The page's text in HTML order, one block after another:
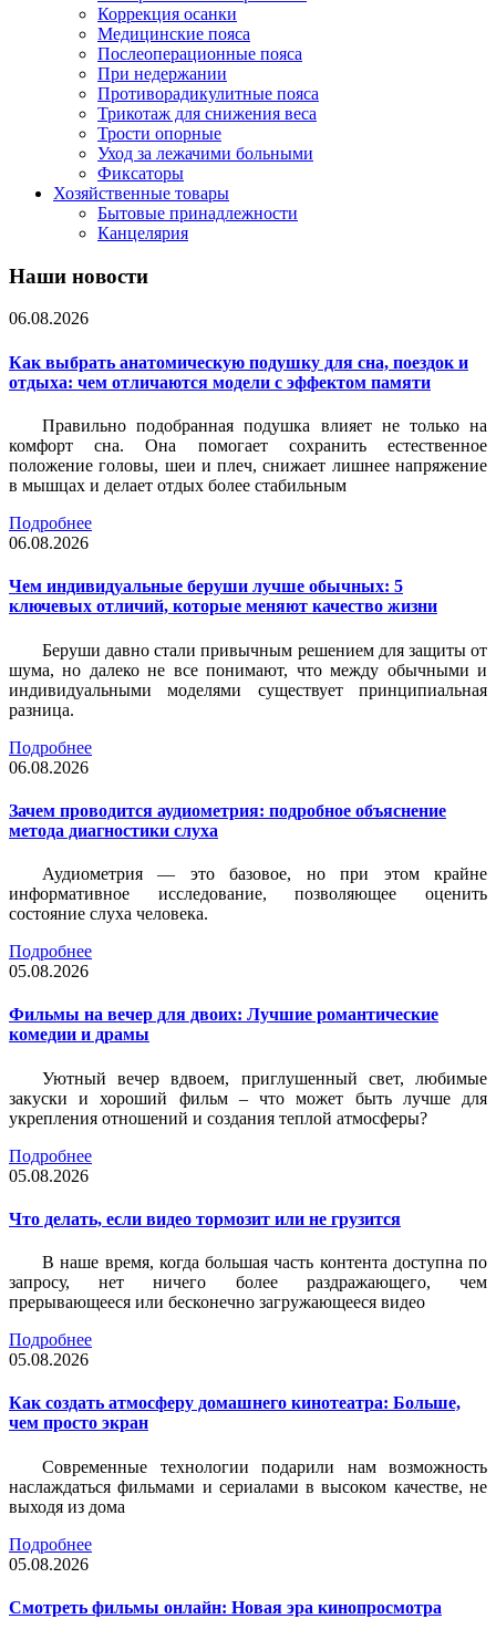
Коррекция осанки
Медицинские пояса
Послеоперационные пояса
При недержании
Противорадикулитные пояса
Трикотаж для снижения веса
Трости опорные
Уход за лежачими больными
Фиксаторы
Хозяйственные товары
Бытовые принадлежности
Канцелярия
Наши новости
06.08.2026
Как выбрать анатомическую подушку для сна, поездок и
отдыха: чем отличаются модели с эффектом памяти
Правильно подобранная подушка влияет не только на
комфорт сна. Она помогает сохранить естественное
положение головы, шеи и плеч, снижает лишнее напряжение
в мышцах и делает отдых более стабильным
Подробнее
06.08.2026
Чем индивидуальные беруши лучше обычных: 5
ключевых отличий, которые меняют качество жизни
Беруши давно стали привычным решением для защиты от
шума, но далеко не все понимают, что между обычными и
индивидуальными моделями существует принципиальная
разница.
Подробнее
06.08.2026
Зачем проводится аудиометрия: подробное объяснение
метода диагностики слуха
Аудиометрия — это базовое, но при этом крайне
информативное исследование, позволяющее оценить
состояние слуха человека.
Подробнее
05.08.2026
Фильмы на вечер для двоих: Лучшие романтические
комедии и драмы
Уютный вечер вдвоем, приглушенный свет, любимые
закуски и хороший фильм – что может быть лучше для
укрепления отношений и создания теплой атмосферы?
Подробнее
05.08.2026
Что делать, если видео тормозит или не грузится
В наше время, когда большая часть контента доступна по
запросу, нет ничего более раздражающего, чем
прерывающееся или бесконечно загружающееся видео
Подробнее
05.08.2026
Как создать атмосферу домашнего кинотеатра: Больше,
чем просто экран
Современные технологии подарили нам возможность
наслаждаться фильмами и сериалами в высоком качестве, не
выходя из дома
Подробнее
05.08.2026
Смотреть фильмы онлайн: Новая эра кинопросмотра